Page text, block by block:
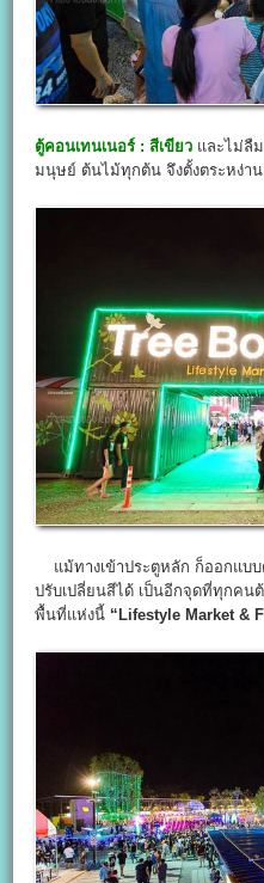
ตู้คอนเทนเนอร์ : สีเขียว และไม่ลื
มนุษย์ ต้นไม้ทุกต้น จึงตั้งตระหง่
แม้ทางเข้าประตูหลัก ก็ออกแบ
ปรับเปลี่ยนสีได้ เป็นอีกจุดที่ทุกคน
พื้นที่แห่งนี้ “Lifestyle Market &